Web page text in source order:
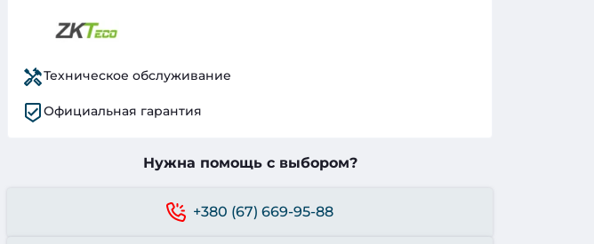
Техническое обслуживание
Официальная гарантия
Нужна помощь с выбором?
+380 (67) 669-95-88